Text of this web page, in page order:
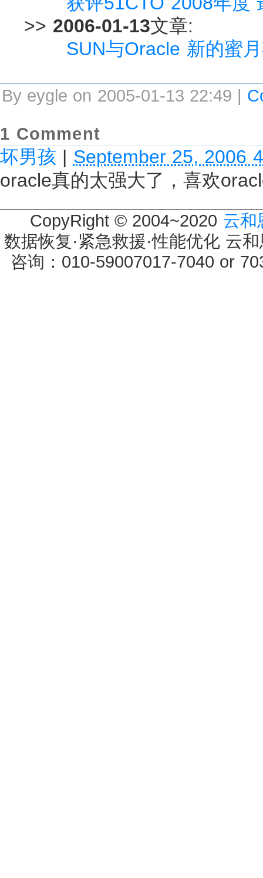
>> 2006-01-13文章:
SUN与Oracle 新的蜜
By eygle on 2005-01-13 22:49 |
1 Comment
坏男孩 | September 25, 2006
oracle真的太强大了，喜欢
CopyRight © 2004~2020 云和
数据恢复·紧急救援·性能优化 云
咨询：010-59007017-7040 or